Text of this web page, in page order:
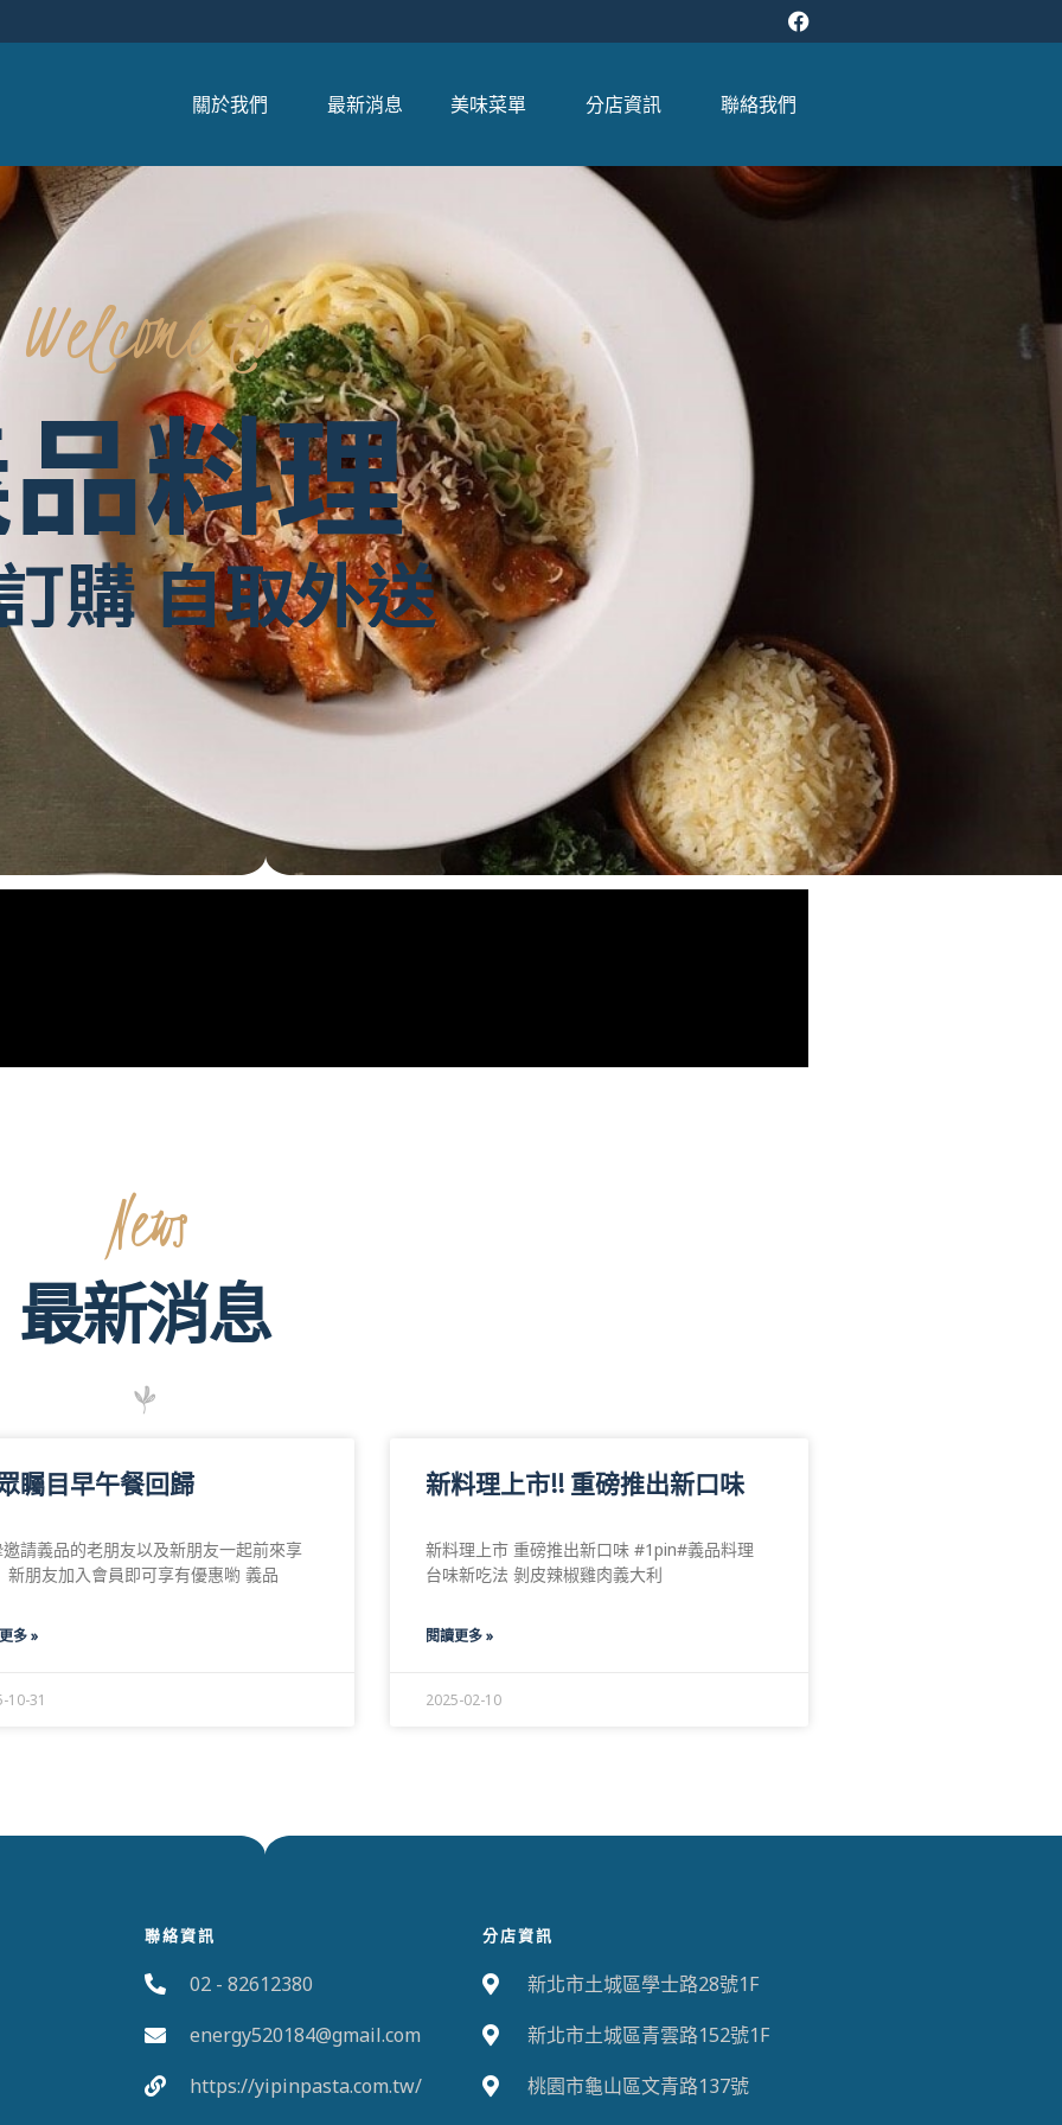
關於我們 最新消息 美味菜單 分店資訊 聯絡我們
Welcometo
料理
購自取外送
News
最新消息
矚目早午餐回歸
請義品的老朋友以及新朋友一起前來享
新朋友加入會員即可享有優惠喲 義品
多 »
10-31
新料理上市!! 重磅推出新口味
新料理上市 重磅推出新口味 #1pin#義品料理
台味新吃法 剝皮辣椒雞肉義大利
閱讀更多 »
2025-02-10
聯絡資訊
02 - 82612380
energy520184@gmail.com
https://yipinpasta.com.tw/
分店資訊
新北市土城區學士路28號1F
新北市土城區青雲路152號1F
桃園市龜山區文青路137號